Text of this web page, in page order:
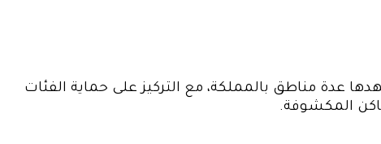
عدة مناطق بالمملكة، مع التركيز على حماية الفئات
المكشوفة.